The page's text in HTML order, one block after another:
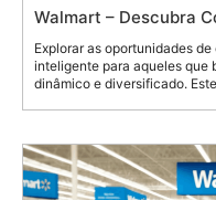
Walmart – Descubra
Explorar as oportunidades
inteligente para aqueles que
dinâmico e diversificado.